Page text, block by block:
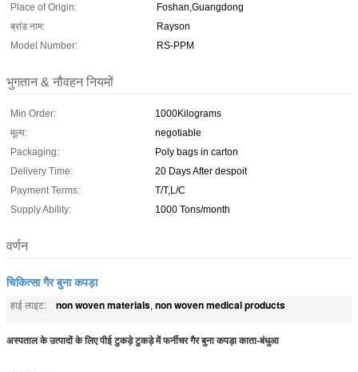
Place of Origin:
Foshan,Guangdong
ब्रांड नाम:
Rayson
Model Number:
RS-PPM
भुगतान & नौवहन नियमों
Min Order:
1000Kilograms
मूल्य:
negotiable
Packaging:
Poly bags in carton
Delivery Time:
20 Days After despoit
Payment Terms:
T/T,L/C
Supply Ability:
1000 Tons/month
वर्णन
चिकित्सा गैर बुना कपड़ा
हाई लाइट: non woven materials, non woven medical products
अस्पताल के उत्पादों के लिए पीई टुकड़े टुकड़े में फर्नीचर गैर बुना कपड़ा काता-बंधुआ